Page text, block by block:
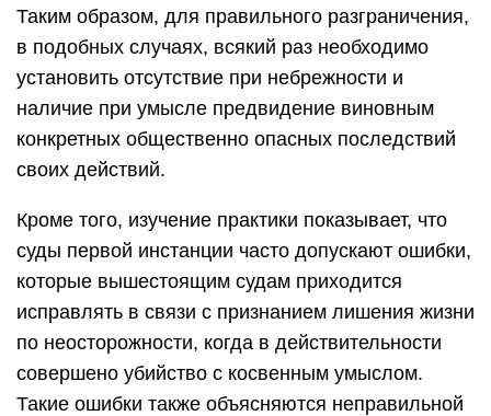
Таким образом, для правильного разграничения,
в подобных случаях, всякий раз необходимо
установить отсутствие при небрежности и
наличие при умысле предвидение виновным
конкретных общественно опасных последствий
своих действий.
Кроме того, изучение практики показывает, что
суды первой инстанции часто допускают ошибки,
которые вышестоящим судам приходится
исправлять в связи с признанием лишения жизни
по неосторожности, когда в действительности
совершено убийство с косвенным умыслом.
Такие ошибки также объясняются неправильной